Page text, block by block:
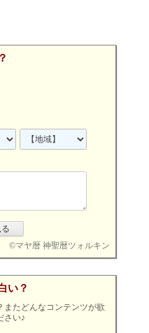
©マヤ暦 神聖暦ツォルキン
い？
またどんなコンテンツが欲
さい♪